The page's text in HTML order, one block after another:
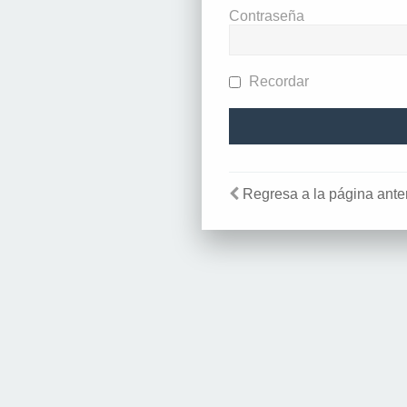
Contraseña
Recordar
Regresa a la página